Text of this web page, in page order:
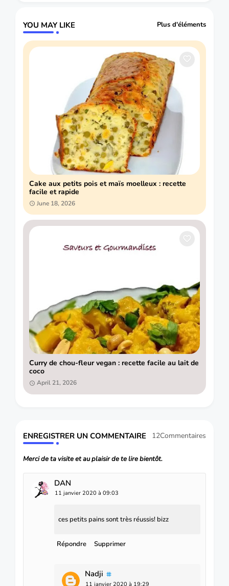
YOU MAY LIKE Plus d'éléments
Cake aux petits pois et maïs moelleux : recette
facile et rapide
June 18, 2026
Curry de chou-fleur vegan : recette facile au lait de
coco
April 21, 2026
ENREGISTRER UN COMMENTAIRE 12Commentaires
Merci de ta visite et au plaisir de te lire bientôt.
DAN
11 janvier 2020 à 09:03
ces petits pains sont très réussis! bizz
Répondre Supprimer
Nadji
11 janvier 2020 à 19:29